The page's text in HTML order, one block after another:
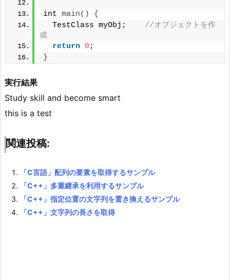
int main()
{
  TestClass myObj;
//オブジェクトを作
成
return 0 ;
}
実行結果
Study skill and become smart
this is a test
関連投稿:
「C言語」配列の要素を取得するサンプル
「C++」多重継承を利用するサンプル
「C++」指定位置の文字列を置き換えるサンプル
「C++」文字列の長さを取得